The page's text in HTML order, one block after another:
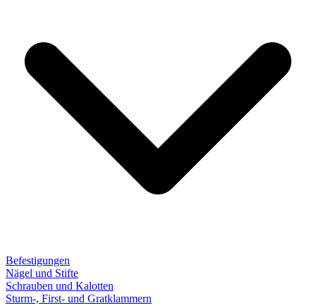
Befestigungen
Nägel und Stifte
Schrauben und Kalotten
Sturm-, First- und Gratklammern